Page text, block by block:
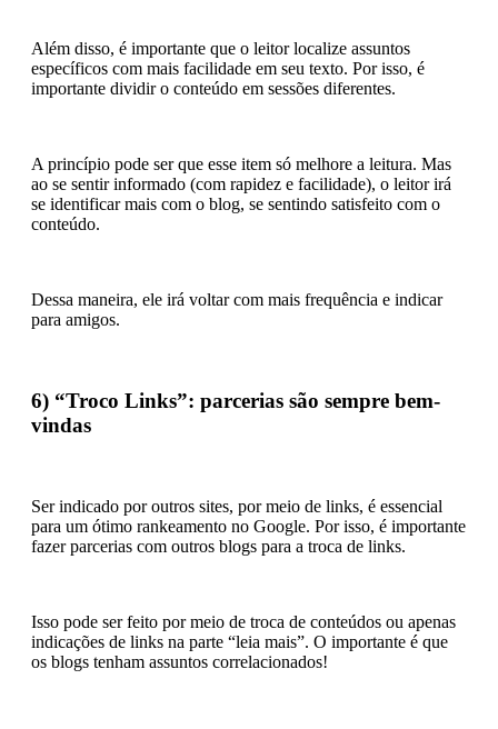
Além disso, é importante que o leitor localize assuntos
específicos com mais facilidade em seu texto. Por isso, é
importante dividir o conteúdo em sessões diferentes.
A princípio pode ser que esse item só melhore a leitura. Mas
ao se sentir informado (com rapidez e facilidade), o leitor irá
se identificar mais com o blog, se sentindo satisfeito com o
conteúdo.
Dessa maneira, ele irá voltar com mais frequência e indicar
para amigos.
6) “Troco Links”: parcerias são sempre bem-
vindas
Ser indicado por outros sites, por meio de links, é essencial
para um ótimo rankeamento no Google. Por isso, é importante
fazer parcerias com outros blogs para a troca de links.
Isso pode ser feito por meio de troca de conteúdos ou apenas
indicações de links na parte “leia mais”. O importante é que
os blogs tenham assuntos correlacionados!